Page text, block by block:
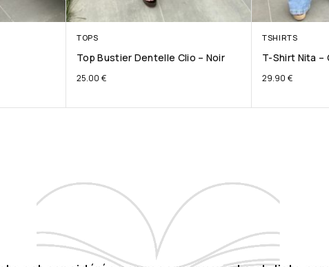
TOPS
Top Bustier Dentelle Clio – Noir
25.00 €
TSHIRTS
T-Shirt Nita –
29.90 €